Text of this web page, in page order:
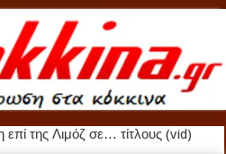
επί της Λιμόζ σε… τίτλους (vid)